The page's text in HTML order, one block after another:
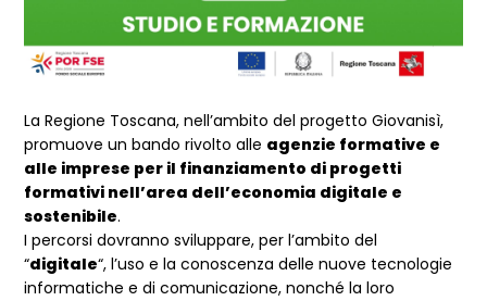
La Regione Toscana, nell’ambito del progetto Giovanisì,
promuove un bando rivolto alle agenzie formative e
alle imprese per il finanziamento di progetti
formativi nell’area dell’economia digitale e
sostenibile.
I percorsi dovranno sviluppare, per l’ambito del
“digitale“, l’uso e la conoscenza delle nuove tecnologie
informatiche e di comunicazione, nonché la loro